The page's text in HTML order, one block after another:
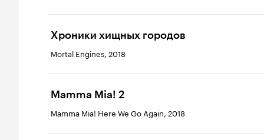
Хроники хищных городов
Mortal Engines, 2018
Mamma Mia! 2
Mamma Mia! Here We Go Again, 2018